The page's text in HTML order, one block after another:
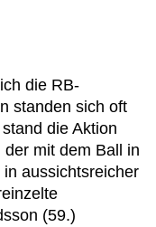
die RB-
standen sich oft
die Aktion
mit dem Ball in
aussichtsreicher
(59.)